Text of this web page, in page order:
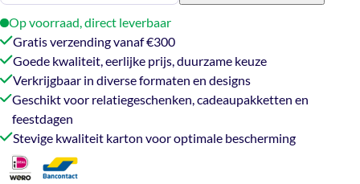
rood
aantal
Op voorraad, direct leverbaar
Gratis verzending vanaf €300
Goede kwaliteit, eerlijke prijs, duurzame keuze
Verkrijgbaar in diverse formaten en designs
Geschikt voor relatiegeschenken, cadeaupakketten en
feestdagen
Stevige kwaliteit karton voor optimale bescherming